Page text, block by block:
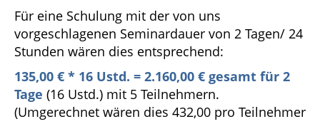
Für eine Schulung mit der von uns
vorgeschlagenen Seminardauer von 2 Tagen/ 24
Stunden wären dies entsprechend:
135,00 € * 16 Ustd. = 2.160,00 € gesamt für 2
Tage (16 Ustd.) mit 5 Teilnehmern.
(Umgerechnet wären dies 432,00 pro Teilnehmer